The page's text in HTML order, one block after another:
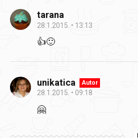
tarana
28.1.2015. 13:13
👍🙂
unikatica Autor
28.1.2015. 09:18
🤗